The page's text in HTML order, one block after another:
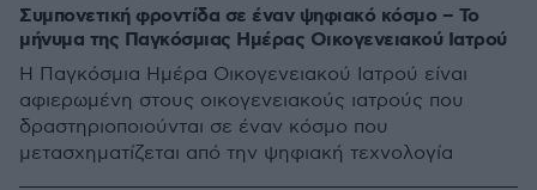
Συμπονετική φροντίδα σε έναν ψηφιακό κόσμο – Το
μήνυμα της Παγκόσμιας Ημέρας Οικογενειακού Iατρού
Η Παγκόσμια Ημέρα Οικογενειακού Ιατρού είναι
αφιερωμένη στους οικογενειακούς ιατρούς που
δραστηριοποιούνται σε έναν κόσμο που
μετασχηματίζεται από την ψηφιακή τεχνολογία